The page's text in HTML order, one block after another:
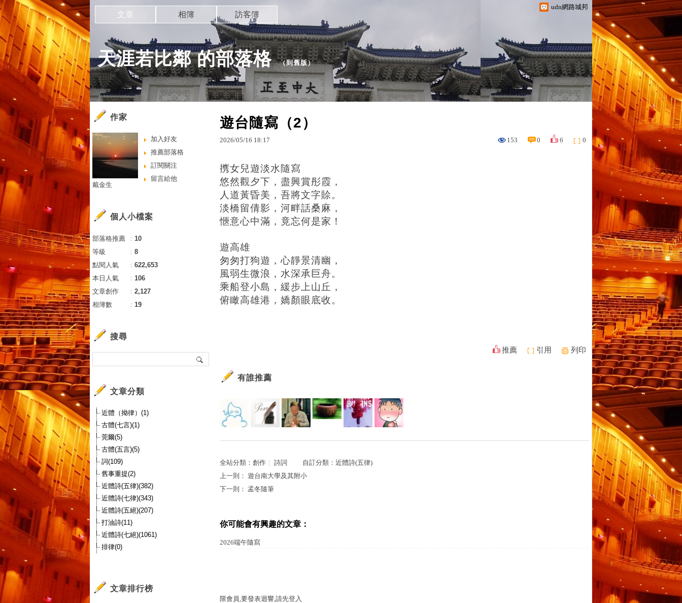
udn網路城邦
天涯若比鄰 的部落格（到舊版）
文章 相簿 訪客簿
遊台隨寫（2）
2026/05/16 18:17 153 0 6 0
㩗女兒遊淡水隨寫
悠然觀夕下，盡興賞彤霞，
人道黃昏美，吾將文字賒。
淡橋留倩影，河畔話桑麻，
愜意心中滿，竟忘何是家！
遊高雄
匆匆打狗遊，心靜景清幽，
風弱生微浪，水深承巨舟。
乘船登小島，緩步上山丘，
俯瞰高雄港，嬌顏眼底收。
推薦 引用 列印
有誰推薦
全站分類： 創作 ｜ 詩詞 自訂分類： 近體詩(五律)
上一則： 遊台南大學及其附小
下一則： 孟冬隨筆
你可能會有興趣的文章：
2026端午隨寫
限會員,要發表迴響,請先登入
作家
加入好友
推薦部落格
訂閱關注
留言給他
戴金生
個人小檔案
部落格推薦 ： 10
等級
： 8
點閱人氣
： 622,653
本日人氣
： 106
文章創作
： 2,127
相簿數
： 19
搜尋
文章分類
近體（拗律）(1)
古體(七言)(1)
莞爾(5)
古體(五言)(5)
詞(109)
舊事重提(2)
近體詩(五律)(382)
近體詩(七律)(343)
近體詩(五絕)(207)
打油詩(11)
近體詩(七絕)(1061)
排律(0)
文章排行榜